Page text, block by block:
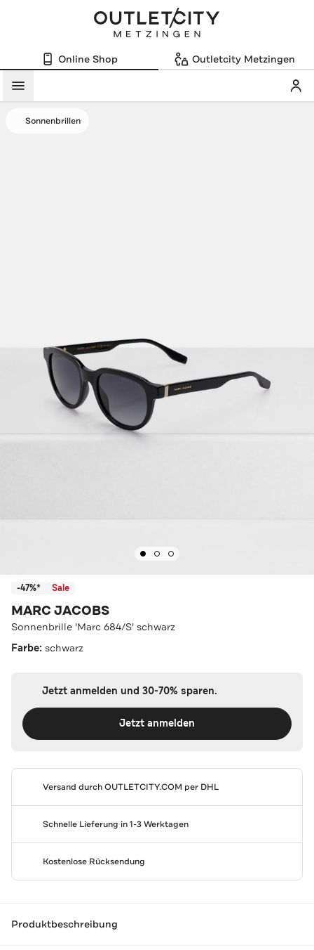
Online Shop Outletcity Metzingen
Menü
Sonnenbrillen
-47%* Sale
MARC JACOBS
Sonnenbrille 'Marc 684/S' schwarz
Farbe: schwarz
Jetzt anmelden und 30-70% sparen.
Jetzt anmelden
Versand durchOUTLETCITY.COM per DHL
Schnelle Lieferung in 1-3 Werktagen
Kostenlose Rücksendung
Produktbeschreibung